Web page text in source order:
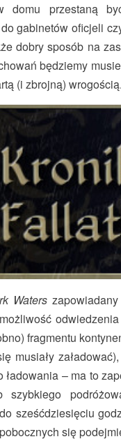
domu przestaną
gabinetów oficjeli
dobry sposób na
będziemy
(i zbrojną) wrogością.
Waters
fragmentu
musiały
ładowania – ma to
szybkiego
sześćdziesięciu
się